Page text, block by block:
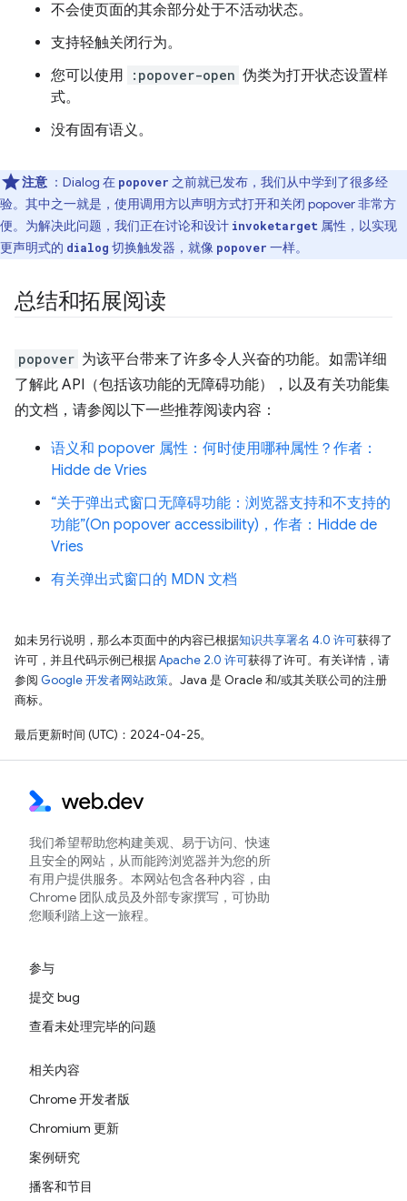
不会使页面的其余部分处于不活动状态。
支持轻触关闭行为。
您可以使用
:popover-open 伪类为打开状态设置样
式。
没有固有语义。
注意 ：Dialog 在 popover 之前就已发布，我们从中学到了很多经
验。其中之一就是，使用调用方以声明方式打开和关闭 popover 非常方
便。为解决此问题，我们正在讨论和设计 invoketarget 属性，以实现
更声明式的 dialog 切换触发器，就像 popover 一样。
总结和拓展阅读
popover 为该平台带来了许多令人兴奋的功能。如需详细
了解此 API（包括该功能的无障碍功能），以及有关功能集
的文档，请参阅以下一些推荐阅读内容：
语义和 popover 属性：何时使用哪种属性？作者：
Hidde de Vries
“关于弹出式窗口无障碍功能：浏览器支持和不支持的
功能”(On popover accessibility)，作者：Hidde de
Vries
有关弹出式窗口的 MDN 文档
如未另行说明，那么本页面中的内容已根据知识共享署名 4.0 许可获得了
许可，并且代码示例已根据Apache 2.0 许可获得了许可。有关详情，请
参阅 Google 开发者网站政策。Java 是 Oracle 和/或其关联公司的注册
商标。
最后更新时间 (UTC)：2024-04-25。
我们希望帮助您构建美观、易于访问、快速
且安全的网站，从而能跨浏览器并为您的所
有用户提供服务。本网站包含各种内容，由
Chrome 团队成员及外部专家撰写，可协助
您顺利踏上这一旅程。
参与
提交 bug
查看未处理完毕的问题
相关内容
Chrome 开发者版
Chromium 更新
案例研究
播客和节目